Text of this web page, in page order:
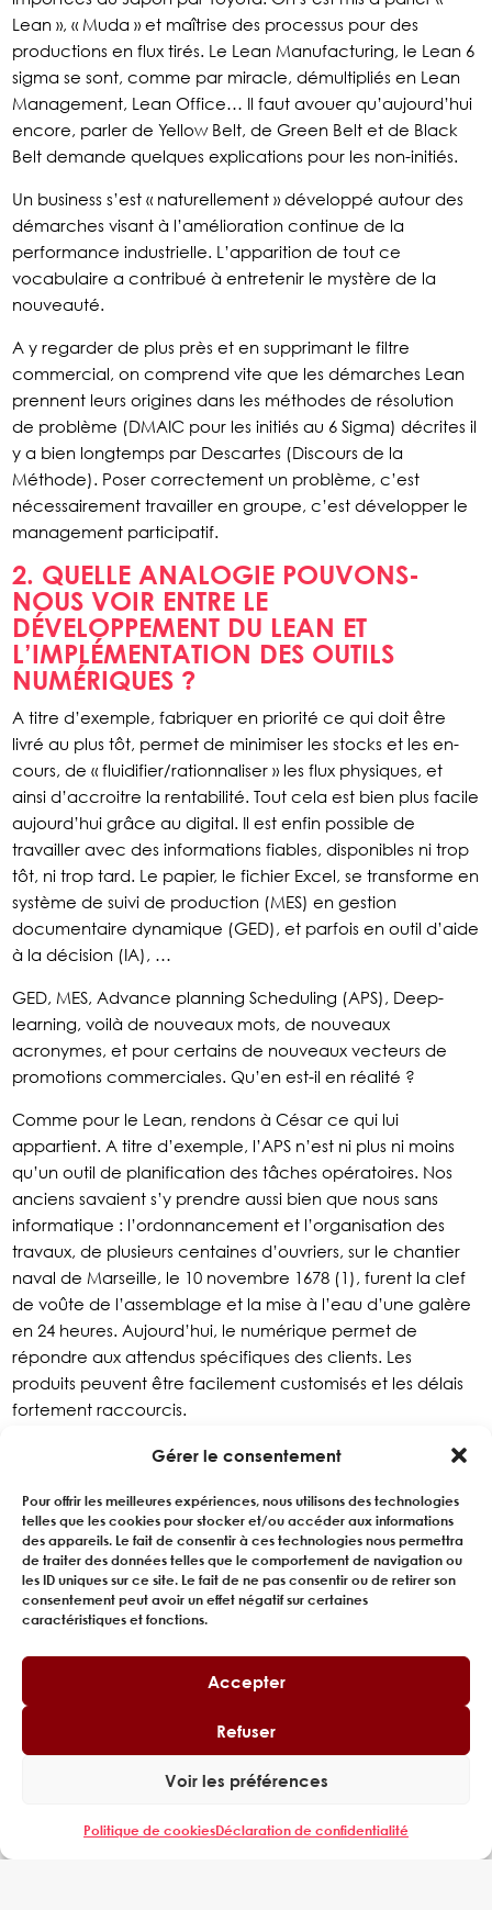
Gérer le consentement
Pour offrir les meilleures expériences, nous utilisons des technologies
telles que les cookies pour stocker et/ou accéder aux informations
des appareils. Le fait de consentir à ces technologies nous permettra
de traiter des données telles que le comportement de navigation ou
les ID uniques sur ce site. Le fait de ne pas consentir ou de retirer son
consentement peut avoir un effet négatif sur certaines
caractéristiques et fonctions.
Accepter
Refuser
Voir les préférences
Politique de cookiesDéclaration de confidentialité
Lean », « Muda » et maîtrise des processus pour des
productions en flux tirés. Le Lean Manufacturing, le Lean 6
sigma se sont, comme par miracle, démultipliés en Lean
Management, Lean Office… Il faut avouer qu’aujourd’hui
encore, parler de Yellow Belt, de Green Belt et de Black
Belt demande quelques explications pour les non-initiés.
Un business s’est « naturellement » développé autour des
démarches visant à l’amélioration continue de la
performance industrielle. L’apparition de tout ce
vocabulaire a contribué à entretenir le mystère de la
nouveauté.
A y regarder de plus près et en supprimant le filtre
commercial, on comprend vite que les démarches Lean
prennent leurs origines dans les méthodes de résolution
de problème (DMAIC pour les initiés au 6 Sigma) décrites il
y a bien longtemps par Descartes (Discours de la
Méthode). Poser correctement un problème, c’est
nécessairement travailler en groupe, c’est développer le
management participatif.
2. QUELLE ANALOGIE POUVONS-
NOUS VOIR ENTRE LE
DÉVELOPPEMENT DU LEAN ET
L’IMPLÉMENTATION DES OUTILS
NUMÉRIQUES ?
A titre d’exemple, fabriquer en priorité ce qui doit être
livré au plus tôt, permet de minimiser les stocks et les en-
cours, de « fluidifier/rationnaliser » les flux physiques, et
ainsi d’accroitre la rentabilité. Tout cela est bien plus facile
aujourd’hui grâce au digital. Il est enfin possible de
travailler avec des informations fiables, disponibles ni trop
tôt, ni trop tard. Le papier, le fichier Excel, se transforme en
système de suivi de production (MES) en gestion
documentaire dynamique (GED), et parfois en outil d’aide
à la décision (IA), …
GED, MES, Advance planning Scheduling (APS), Deep-
learning, voilà de nouveaux mots, de nouveaux
acronymes, et pour certains de nouveaux vecteurs de
promotions commerciales. Qu’en est-il en réalité ?
Comme pour le Lean, rendons à César ce qui lui
appartient. A titre d’exemple, l’APS n’est ni plus ni moins
qu’un outil de planification des tâches opératoires. Nos
anciens savaient s’y prendre aussi bien que nous sans
informatique : l’ordonnancement et l’organisation des
travaux, de plusieurs centaines d’ouvriers, sur le chantier
naval de Marseille, le 10 novembre 1678 (1), furent la clef
de voûte de l’assemblage et la mise à l’eau d’une galère
en 24 heures. Aujourd’hui, le numérique permet de
répondre aux attendus spécifiques des clients. Les
produits peuvent être facilement customisés et les délais
fortement raccourcis.
3. SI LES DÉMARCHES LEAN ONT
NUMÉRIQUE APPORTE LE
MANAGEMENT COLLABORATIF.
Les outils digitaux peuvent être aisément implémentés,
déployés, si les besoins de l’entreprise, et les attendus du
terrain sont exprimés. Pour que cela prenne tout son sens,
informaticiens et autres Data Scientist aux collaborateurs.
La démystification du vocabulaire est une condition
nécessaire pour conduire et accompagner le
changement vers des organisations participatives,
collaboratives et donc agiles.
J’aurai l’occasion de vous présenter un exemple lors d’un